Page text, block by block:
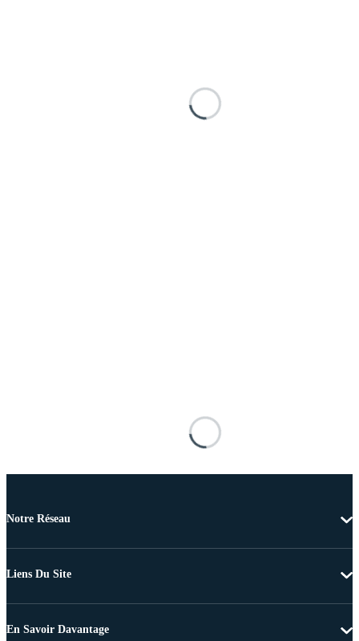
Notre Réseau
Liens Du Site
En Savoir Davantage